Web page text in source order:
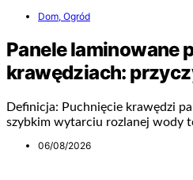
Dom, Ogród
Panele laminowane
krawędziach:
Definicja: Puchnięcie krawędzi
szybkim wytarciu rozlanej wody
06/08/2026